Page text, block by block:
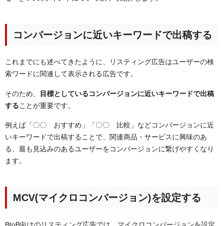
コンバージョンに近いキーワードで出稿する
これまでにも述べてきたように、リスティング広告はユーザーの検
索ワードに関連して表示される広告です。
そのため、
目標としているコンバージョンに近いキーワードで出稿
することが重要です。
例えば「〇〇 おすすめ」「〇〇 比較」などコンバージョンに近
いキーワードで出稿することで、関連商品・サービスに興味のあ
る、最も見込みのあるユーザーをコンバージョンに繋げやすくなり
ます。
MCV(マイクロコンバージョン)を設定する